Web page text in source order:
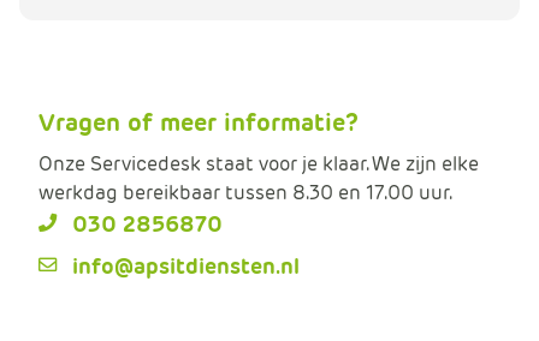
Vragen of meer informatie?
Onze Servicedesk staat voor je klaar. We zijn elke
werkdag bereikbaar tussen 8.30 en 17.00 uur.
030 2856870
info@apsitdiensten.nl